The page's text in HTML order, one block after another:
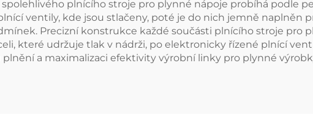
plnícího stroje pro plynné nápoje probíhá podle
ventily, kde jsou stlačeny, poté je do nich jemně naplněn
Precizní konstrukce každé součásti plnícího stroje pro
které udržuje tlak v nádrži, po elektronicky řízené plnící
a maximalizaci efektivity výrobní linky pro plynné